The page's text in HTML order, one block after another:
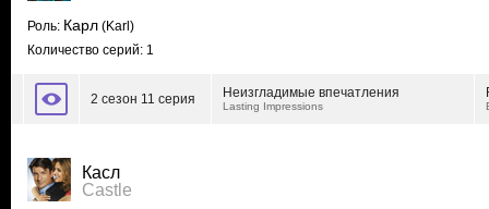
Роль: Карл (Karl)
Количество серий: 1
2 сезон 11 серия Неизгладимые впечатления
Lasting Impressions
Касл
Castle